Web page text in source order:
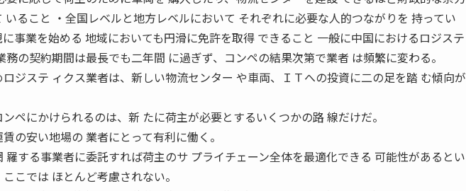
いること ・全国レベルと地方レベルにおいて それぞれに必要な人的つながりを 持ってい
に事業を始める 地域においても円滑に免許を取得 できること 一般に中国におけるロジステ
務の契約期間は最長でも二年間 に過ぎず、コンペの結果次第で業者 は頻繁に変わる。
ロジステ ィクス業者は、新しい物流センター や車両、ＩＴへの投資に二の足を踏 む傾向が
ペにかけられるのは、新 たに荷主が必要とするいくつかの路 線だけだ。
賃の安い地場の 業者にとって有利に働く。
羅する事業者に委託すれば荷主のサ プライチェーン全体を最適化できる 可能性があるとい
こでは ほとんど考慮されない。